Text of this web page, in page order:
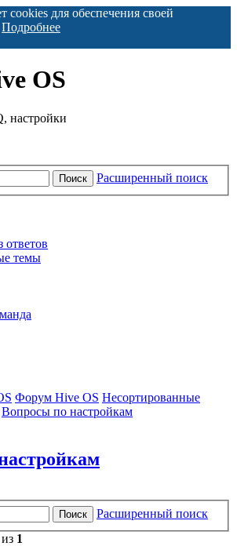
cookies для обеспечения своей
Подробнее
OS
настройки
Поиск Расширенный поиск
ответов
темы
Форум Hive OS Несортированные
Вопросы по настройкам
Поиск
Расширенный поиск
из 1